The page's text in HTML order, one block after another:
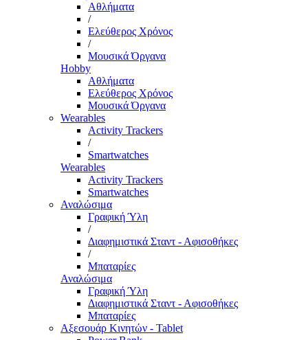
Αθλήματα
/
Ελεύθερος Χρόνος
/
Μουσικά Όργανα
Hobby
Αθλήματα
Ελεύθερος Χρόνος
Μουσικά Όργανα
Wearables
Activity Trackers
/
Smartwatches
Wearables
Activity Trackers
Smartwatches
Αναλώσιμα
Γραφική Ύλη
/
Διαφημιστικά Σταντ - Αφισοθήκες
/
Μπαταρίες
Αναλώσιμα
Γραφική Ύλη
Διαφημιστικά Σταντ - Αφισοθήκες
Μπαταρίες
Αξεσουάρ Κινητών - Tablet